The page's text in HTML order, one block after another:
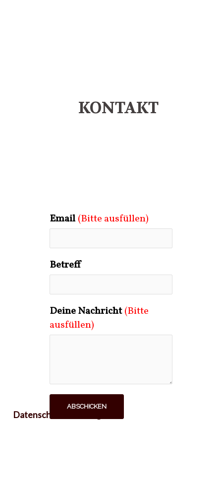
KONTAKT
Email (Bitte ausfüllen)
Betreff
Deine Nachricht (Bitte
ausfüllen)
ABSCHICKEN
Datenschutzerklärung